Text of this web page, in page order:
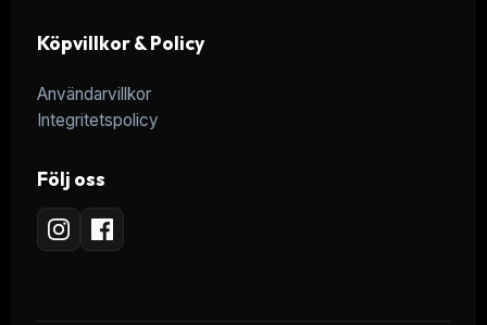
Köpvillkor & Policy
Användarvillkor
Integritetspolicy
Följ oss